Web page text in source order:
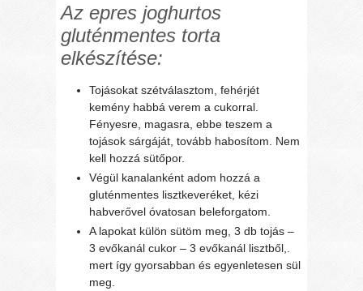
Az epres joghurtos
gluténmentes torta
elkészítése:
Tojásokat szétválasztom, fehérjét
kemény habbá verem a cukorral.
Fényesre, magasra, ebbe teszem a
tojások sárgáját, tovább habosítom. Nem
kell hozzá sütőpor.
Végül kanalanként adom hozzá a
gluténmentes lisztkeveréket, kézi
habverővel óvatosan beleforgatom.
A lapokat külön sütöm meg, 3 db tojás –
3 evőkanál cukor – 3 evőkanál lisztből,.
mert így gyorsabban és egyenletesen sül
meg.